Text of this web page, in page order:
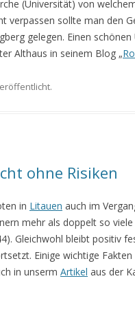
(Universität) von
verpassen sollte man den
gelegen. Einen schönen
Althaus in seinem Blog „
ohne Risiken
in Litauen auch im
mehr als doppelt so
Gleichwohl bleibt positiv
Einige wichtige Fakten
in unserm Artikel aus der